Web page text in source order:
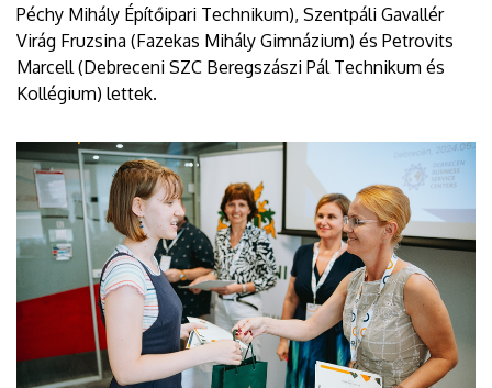
Péchy Mihály Építőipari Technikum), Szentpáli Gavallér
Virág Fruzsina (Fazekas Mihály Gimnázium) és Petrovits
Marcell (Debreceni SZC Beregszászi Pál Technikum és
Kollégium) lettek.